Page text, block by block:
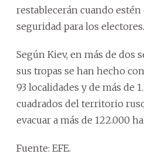
restablecerán cuando estén
seguridad para los electores.
Según Kiev, en más de dos
sus tropas se han hecho
93 localidades y de más de
cuadrados del territorio
evacuar a más de 122.000
Fuente: EFE.